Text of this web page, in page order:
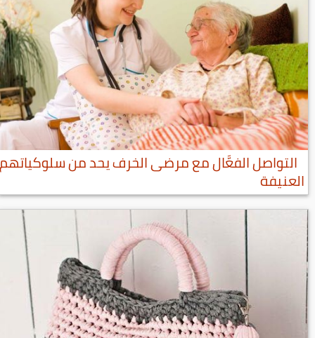
التواصل الفعَّال مع مرضى الخرف يحد من سلوكياتهم
العنيفة